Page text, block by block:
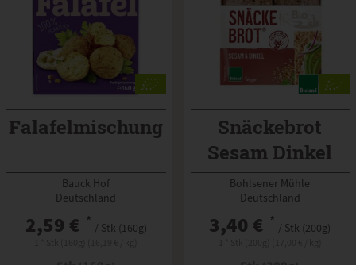
Falafelmischung
Bauck Hof
Deutschland
2,59 € * / Stk (160g)
Snäckebrot
Sesam Dinkel
Bohlsener Mühle
Deutschland
3,40 € * / Stk (200g)